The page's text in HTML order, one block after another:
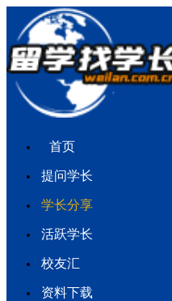
首页
提问学长
学长分享
活跃学长
校友汇
资料下载